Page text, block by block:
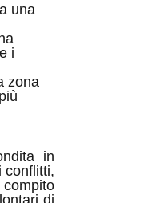
a una
i
zona
in
conflitti,